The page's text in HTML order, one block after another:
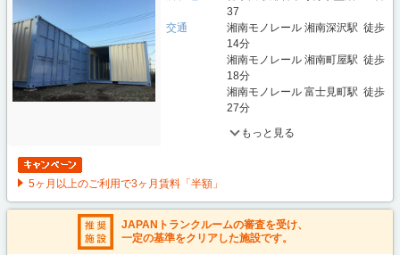
37
交通
湘南モノレール 湘南深沢駅 徒歩
14分
湘南モノレール 湘南町屋駅 徒歩
18分
湘南モノレール 富士見町駅 徒歩
27分
もっと見る
5ヶ月以上のご利用で3ヶ月賃料「半額」
JAPANトランクルームの審査を受け、
一定の基準をクリアした施設です。